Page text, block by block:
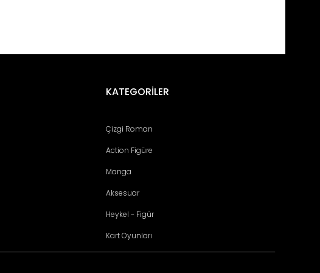
KATEGORİLER
Çizgi Roman
Action Figüre
Manga
Aksesuar
Heykel - Figür
Kart Oyunları